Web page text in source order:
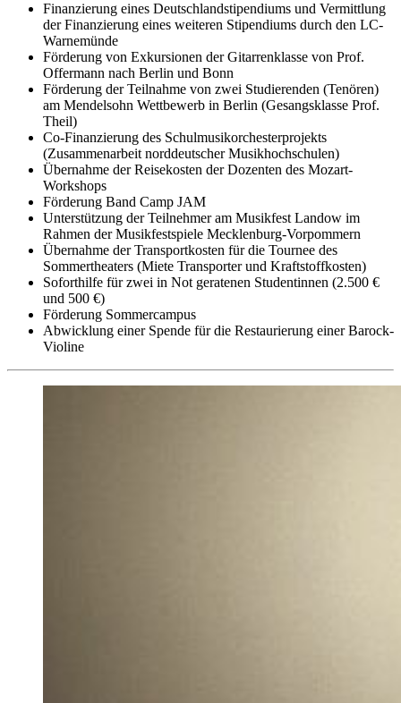
Finanzierung eines Deutschlandstipendiums und Vermittlung
der Finanzierung eines weiteren Stipendiums durch den LC-
Warnemünde
Förderung von Exkursionen der Gitarrenklasse von Prof.
Offermann nach Berlin und Bonn
Förderung der Teilnahme von zwei Studierenden (Tenören)
am Mendelsohn Wettbewerb in Berlin (Gesangsklasse Prof.
Theil)
Co-Finanzierung des Schulmusikorchesterprojekts
(Zusammenarbeit norddeutscher Musikhochschulen)
Übernahme der Reisekosten der Dozenten des Mozart-
Workshops
Förderung Band Camp JAM
Unterstützung der Teilnehmer am Musikfest Landow im
Rahmen der Musikfestspiele Mecklenburg-Vorpommern
Übernahme der Transportkosten für die Tournee des
Sommertheaters (Miete Transporter und Kraftstoffkosten)
Soforthilfe für zwei in Not geratenen Studentinnen (2.500 €
und 500 €)
Förderung Sommercampus
Abwicklung einer Spende für die Restaurierung einer Barock-
Violine